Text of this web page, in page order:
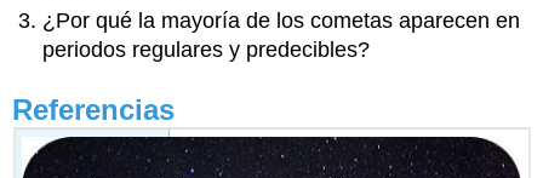
¿Por qué la mayoría de los cometas aparecen en
periodos regulares y predecibles?
Referencias